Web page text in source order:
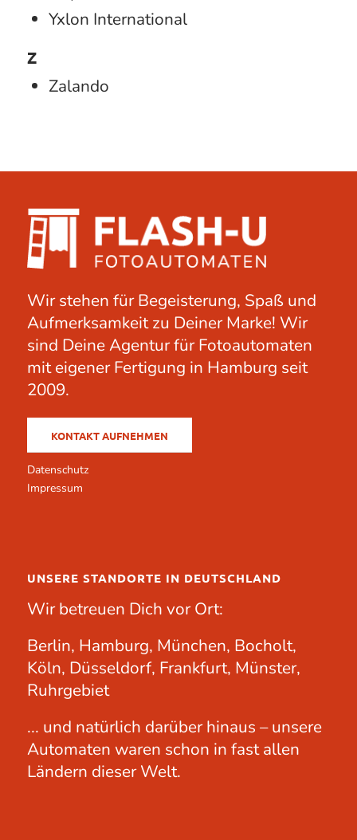
Yxlon International
Z
Zalando
Wir stehen für Begeisterung, Spaß und
Aufmerksamkeit zu Deiner Marke! Wir
sind Deine Agentur für Fotoautomaten
mit eigener Fertigung in Hamburg seit
2009.
KONTAKT AUFNEHMEN
Datenschutz
Impressum
UNSERE STANDORTE IN DEUTSCHLAND
Wir betreuen Dich vor Ort:
Berlin, Hamburg, München, Bocholt,
Köln, Düsseldorf, Frankfurt, Münster,
Ruhrgebiet
... und natürlich darüber hinaus – unsere
Automaten waren schon in fast allen
Ländern dieser Welt.